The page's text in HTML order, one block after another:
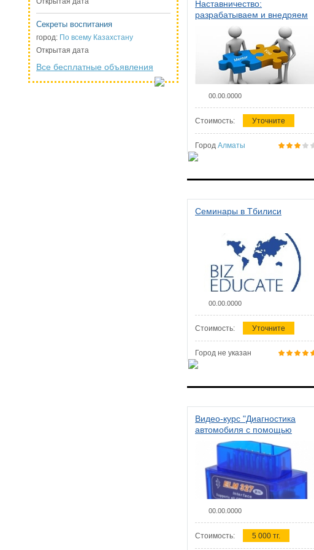
Секреты воспитания
город: По всему Казахстану
Открытая дата
Все бесплатные объявления
Наставничество:
разрабатываем и внедряем
систему наставничества в
организации
00.00.0000
Стоимость: Уточните
Город Алматы
Семинары в Тбилиси
00.00.0000
Стоимость: Уточните
Город не указан
Видео-курс "Диагностика
автомобиля с помощью
сканера ELM 327"
00.00.0000
Стоимость: 5 000 тг.